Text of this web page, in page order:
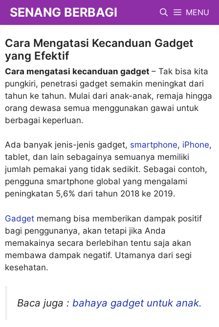
Langsung
SENANG BERBAGI MENU
Cara Mengatasi Kecanduan Gadget
yang Efektif
Cara mengatasi kecanduan gadget – Tak bisa kita
pungkiri, penetrasi gadget semakin meningkat dari
tahun ke tahun. Mulai dari anak-anak, remaja hingga
orang dewasa semua menggunakan gawai untuk
berbagai keperluan.
Ada banyak jenis-jenis gadget, smartphone, iPhone,
tablet, dan lain sebagainya semuanya memiliki
jumlah pemakai yang tidak sedikit. Sebagai contoh,
pengguna smartphone global yang mengalami
peningkatan 5,6% dari tahun 2018 ke 2019.
Gadget memang bisa memberikan dampak positif
bagi penggunanya, akan tetapi jika Anda
memakainya secara berlebihan tentu saja akan
membawa dampak negatif. Utamanya dari segi
kesehatan.
Baca juga : bahaya gadget untuk anak.